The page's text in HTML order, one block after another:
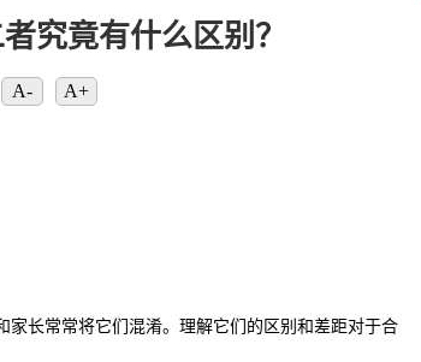
究竟有什么区别？
A- A+
长常常将它们混淆。理解它们的区别和差距对于合